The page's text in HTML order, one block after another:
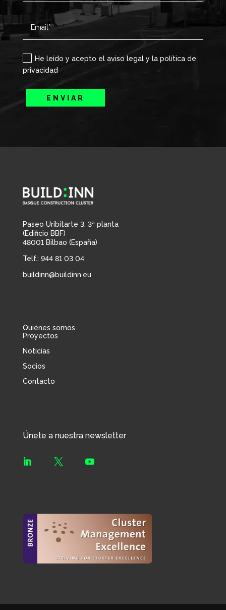
He leído y acepto el aviso legal y la política de
privacidad
ENVIAR
Paseo Uribitarte 3, 3ª planta
(Edificio BBF)
48001 Bilbao (España)
Telf.: 944 81 03 04
buildinn@buildinn.eu
Quiénes somos
Proyectos
Noticias
Socios
Contacto
Únete a nuestra newsletter
  